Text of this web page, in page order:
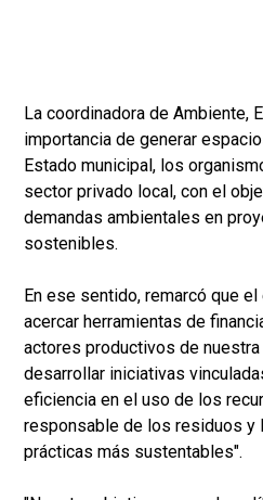
La coordinadora de Ambiente,
importancia de generar
Estado municipal, los
sector privado local, con el
demandas ambientales en
sostenibles.
En ese sentido, remarcó que
acercar herramientas de
actores productivos de
desarrollar iniciativas
eficiencia en el uso de los
responsable de los residuos y
prácticas más sustentables".